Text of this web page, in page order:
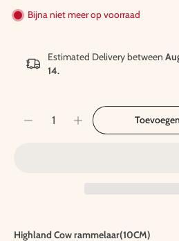
Bijna niet meer op voorraad
Estimated Delivery between
14.
Highland Cow rammelaar(10CM)